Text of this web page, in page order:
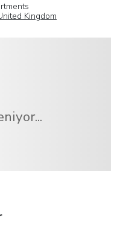
Kingdom